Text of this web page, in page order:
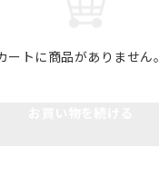
ートに商品がありません。